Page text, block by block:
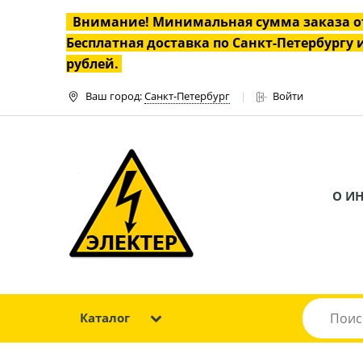
Внимание! Минимальная сумма заказа
Бесплатная доставка по Санкт-Петербургу
рублей.
Ваш город:Санкт-Петербург Войти
О
Каталог